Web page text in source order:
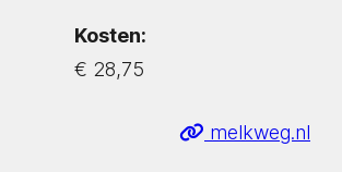
Kosten:
€ 28,75
melkweg.nl